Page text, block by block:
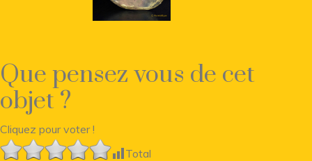
Que pensez vous de cet
objet ?
Cliquez pour voter !
Total